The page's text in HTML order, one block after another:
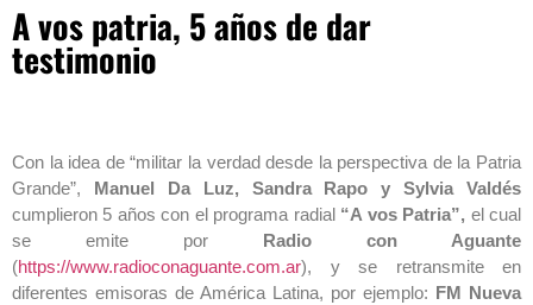
A vos patria, 5 años de dar
testimonio
Con la idea de “militar la verdad desde la perspectiva de la Patria
Grande”, Manuel Da Luz, Sandra Rapo y Sylvia Valdés
cumplieron 5 años con el programa radial “A vos Patria”, el cual
se emite por Radio con Aguante
(https://www.radioconaguante.com.ar), y se retransmite en
diferentes emisoras de América Latina, por ejemplo: FM Nueva